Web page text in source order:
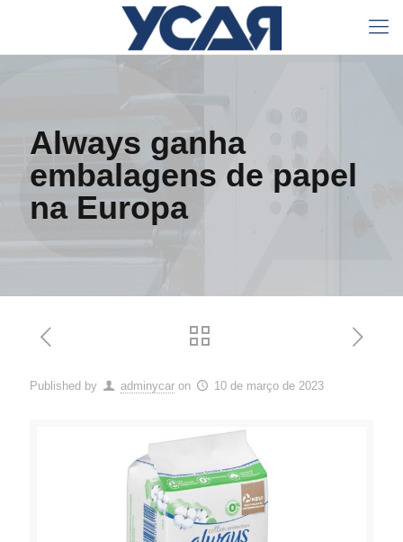
Always ganha
embalagens de papel
na Europa
Published by adminycar on 10 de março de 2023